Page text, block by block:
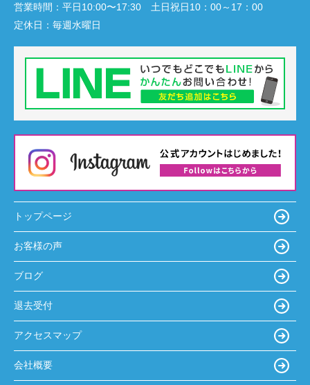
営業時間： 平日10:00〜17:30 土日祝日10：00～17：00
定休日： 毎週水曜日
トップページ
お客様の声
ブログ
退去受付
アクセスマップ
会社概要